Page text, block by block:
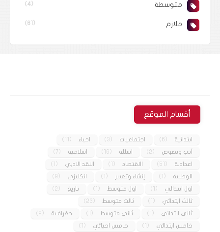
متوسطة (4)
ملازم (61)
أقسام الموقع
ابتدائية (6) اجتماعيات (3) احياء (11)
أدب ونصوص (2) اسئلة (16) اسلامية (7)
اعدادية (51) الاقتصاد (1) النقد الادبي (1)
الوطنية (1) إنشاء وتعبير (1) انكليزي (9)
اول ابتدائي (1) اول متوسط (1) تاريخ (2)
ثالث ابتدائي (1) ثالث متوسط (23)
ثاني ابتدائي (1) ثاني متوسط (1) جغرافية (2)
خامس ابتدائي (1) خامس احيائي (1)